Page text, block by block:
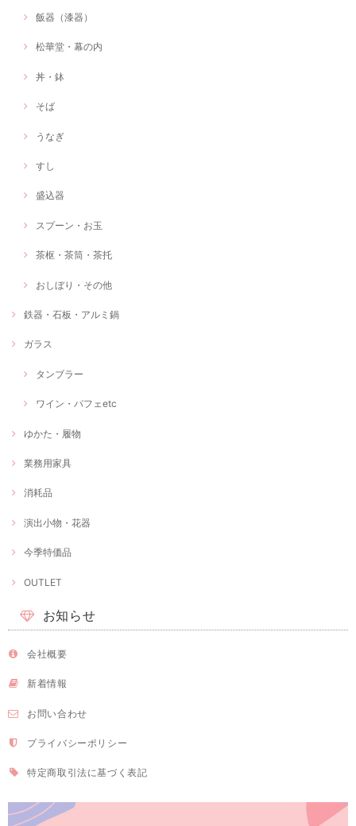
飯器（漆器）
松華堂・幕の内
丼・鉢
そば
うなぎ
すし
盛込器
スプーン・お玉
茶枢・茶筒・茶托
おしぼり・その他
鉄器・石板・アルミ鍋
ガラス
タンブラー
ワイン・パフェetc
ゆかた・履物
業務用家具
消耗品
演出小物・花器
今季特価品
OUTLET
お知らせ
会社概要
新着情報
お問い合わせ
プライバシーポリシー
特定商取引法に基づく表記